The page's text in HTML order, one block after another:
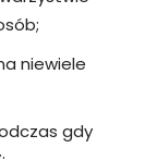
niewiele
gdy